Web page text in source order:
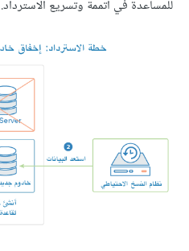
للمساعدة في أتممة وتسريع الاسترداد.